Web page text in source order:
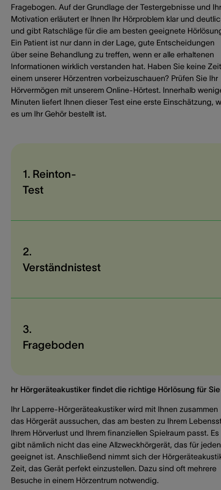
Fragebogen. Auf der Grundlage der Testergebnisse und
Motivation erläutert er Ihnen Ihr Hörproblem klar und
und gibt Ratschläge für die am besten geeignete
Ein Patient ist nur dann in der Lage, gute Entscheidungen
über seine Behandlung zu treffen, wenn er alle erhaltenen
Informationen wirklich verstanden hat. Haben Sie keine
einem unserer Hörzentren vorbeizuschauen? Prüfen Sie Ihr
Hörvermögen mit unserem Online-Hörtest. Innerhalb
Minuten liefert Ihnen dieser Test eine erste Einschätzung,
es um Ihr Gehör bestellt ist.
1. Reinton-
Test
2.
Verständnistest
3.
Frageboden
hr Hörgeräteakustiker findet die richtige Hörlösung für Sie
Ihr Lapperre-Hörgeräteakustiker wird mit Ihnen zusammen
das Hörgerät aussuchen, das am besten zu Ihrem
Ihrem Hörverlust und Ihrem finanziellen Spielraum passt. Es
gibt nämlich nicht das eine Allzweckhörgerät, das für jeden
geeignet ist. Anschließend nimmt sich der
Zeit, das Gerät perfekt einzustellen. Dazu sind oft mehrere
Besuche in einem Hörzentrum notwendig.